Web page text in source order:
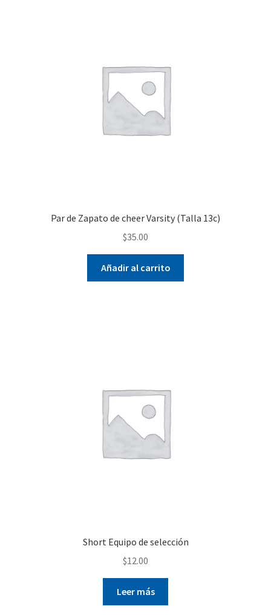
Par de Zapato de cheer Varsity (Talla 13c)
$35.00
Añadir al carrito
Short Equipo de selección
$12.00
Leer más